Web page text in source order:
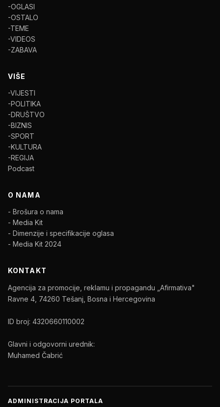
-OGLASI
-OSTALO
-TEME
-VIDEOS
-ZABAVA
VIŠE
-VIJESTI
-POLITIKA
-DRUŠTVO
-BIZNIS
-SPORT
-KULTURA
-REGIJA
Podcast
O NAMA
- Brošura o nama
- Media Kit
- Dimenzije i specifikacije oglasa
- Media Kit 2024
KONTAKT
Agencija za promocije, reklamu i propagandu „Afirmativa"
Ravne 4, 74260 Tešanj, Bosna i Hercegovina
ID broj: 4320660110002
Glavni i odgovorni urednik:
Muhamed Čabrić
ADMINISTRACIJA PORTALA